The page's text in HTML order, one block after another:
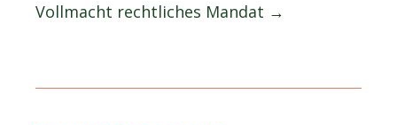
Vollmacht rechtliches Mandat →